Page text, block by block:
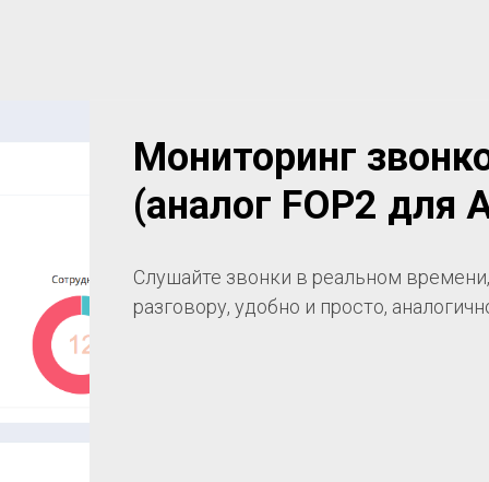
Мониторинг
(аналог FOP2 для
Слушайте звонки в реальном
разговору, удобно и просто,